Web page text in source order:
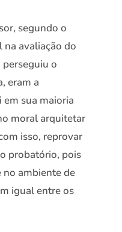
segundo o
avaliação do
o
eram a
sua maioria
moral arquitetar
isso, reprovar
probatório, pois
no ambiente de
igual entre os